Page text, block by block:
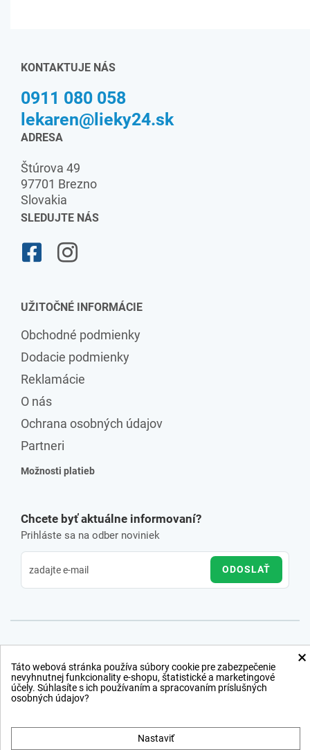
KONTAKTUJE NÁS
0911 080 058
lekaren@lieky24.sk
ADRESA
Štúrova 49
97701 Brezno
Slovakia
SLEDUJTE NÁS
UŽITOČNÉ INFORMÁCIE
Obchodné podmienky
Dodacie podmienky
Reklamácie
O nás
Ochrana osobných údajov
Partneri
Možnosti platieb
Chcete byť aktuálne informovaní?
Prihláste sa na odber noviniek
ODOSLAŤ
×
Táto webová stránka používa súbory cookie pre zabezpečenie
nevyhnutnej funkcionality e-shopu, štatistické a marketingové
účely. Súhlasíte s ich používaním a spracovaním príslušných
osobných údajov?
Nastaviť